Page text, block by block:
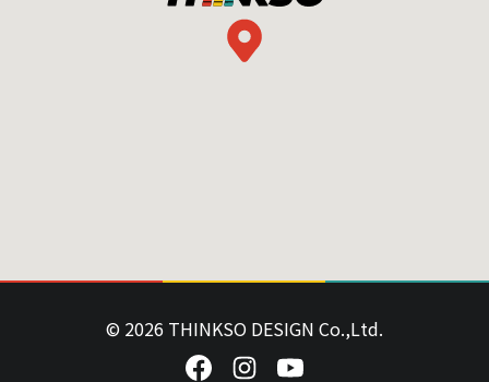
© 2026 THINKSO DESIGN Co.,Ltd.